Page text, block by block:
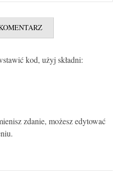
kod, użyj składni:
zdanie, możesz edytować